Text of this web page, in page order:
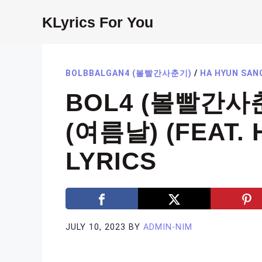
KLyrics For You
BOLBBALGAN4 (볼빨간사춘기) / HA HYUN
BOL4 (볼빨간사
(여름날) (FEAT.
LYRICS
JULY 10, 2023 BY ADMIN-NIM